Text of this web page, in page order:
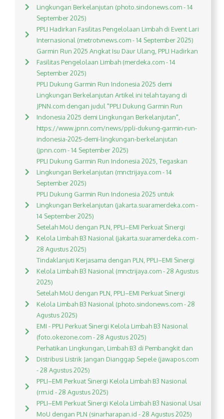
Lingkungan Berkelanjutan (photo.sindonews.com - 14
September 2025)
PPLI Hadirkan Fasilitas Pengelolaan Limbah di Event Lari
Internasional (metrotvnews.com - 14 September 2025)
Garmin Run 2025 Angkat Isu Daur Ulang, PPLI Hadirkan
Fasilitas Pengelolaan Limbah (merdeka.com - 14
September 2025)
PPLI Dukung Garmin Run Indonesia 2025 demi
Lingkungan Berkelanjutan Artikel ini telah tayang di
JPNN.com dengan judul "PPLI Dukung Garmin Run
Indonesia 2025 demi Lingkungan Berkelanjutan",
https://www.jpnn.com/news/ppli-dukung-garmin-run-
indonesia-2025-demi-lingkungan-berkelanjutan
(jpnn.com - 14 September 2025)
PPLI Dukung Garmin Run Indonesia 2025, Tegaskan
Lingkungan Berkelanjutan (mnctrijaya.com - 14
September 2025)
PPLI Dukung Garmin Run Indonesia 2025 untuk
Lingkungan Berkelanjutan (jakarta.suaramerdeka.com -
14 September 2025)
Setelah MoU dengan PLN, PPLI–EMI Perkuat Sinergi
Kelola Limbah B3 Nasional (jakarta.suaramerdeka.com -
28 Agustus 2025)
Tindaklanjuti Kerjasama dengan PLN, PPLI–EMI Sinergi
Kelola Limbah B3 Nasional (mnctrijaya.com - 28 Agustus
2025)
Setelah MoU dengan PLN, PPLI–EMI Perkuat Sinergi
Kelola Limbah B3 Nasional (photo.sindonews.com - 28
Agustus 2025)
EMI - PPLI Perkuat Sinergi Kelola Limbah B3 Nasional
(foto.okezone.com - 28 Agustus 2025)
Perhatikan Lingkungan, Limbah B3 di Pembangkit dan
Distribusi Listrik Jangan Dianggap Sepele (jawapos.com
- 28 Agustus 2025)
PPLI–EMI Perkuat Sinergi Kelola Limbah B3 Nasional
(rm.id - 28 Agustus 2025)
PPLI–EMI Perkuat Sinergi Kelola Limbah B3 Nasional Usai
MoU dengan PLN (sinarharapan.id - 28 Agustus 2025)